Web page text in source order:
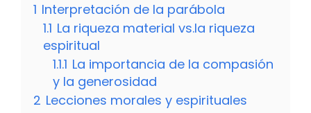
1 Interpretación de la parábola
1.1 La riqueza material vs.la riqueza
espiritual
1.1.1 La importancia de la compasión
y la generosidad
2 Lecciones morales y espirituales